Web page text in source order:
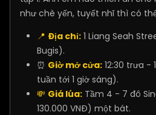
như chè yến, tuyết nhĩ thì có
📍 Địa chỉ: 1 Liang Seah
Bugis).
⏰ Giờ mở cửa: 12:30 trưa -
tuần tới 1 giờ sáng).
💸 Giá lúa: Tầm 4 - 7 đô
130.000 VNĐ) một bát.